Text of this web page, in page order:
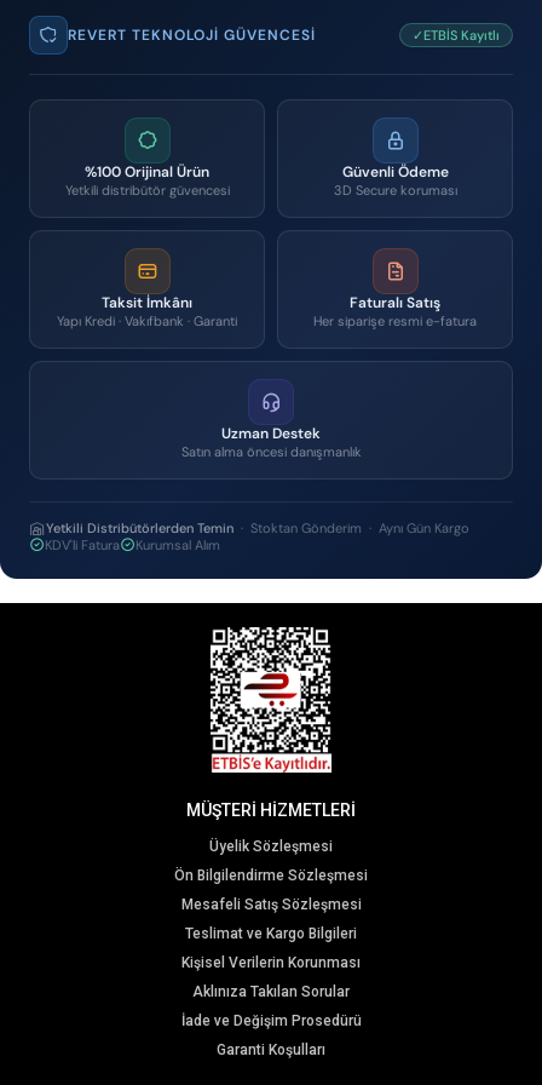
REVERT TEKNOLOJI GÜVENCESI ✓ETBİS Kayıtlı
%100 Orijinal Ürün
Yetkili distribütör güvencesi
Güvenli Ödeme
3D Secure koruması
Taksit İmkânı
Yapı Kredi · Vakıfbank · Garanti
Faturalı Satış
Her siparişe resmi e-fatura
Uzman Destek
Satın alma öncesi danışmanlık
Yetkili Distribütörlerden Temin · Stoktan Gönderim · Aynı Gün Kargo
KDV'li Fatura
Kurumsal Alım
MÜŞTERİ HİZMETLERİ
Üyelik Sözleşmesi
Ön Bilgilendirme Sözleşmesi
Mesafeli Satış Sözleşmesi
Teslimat ve Kargo Bilgileri
Kişisel Verilerin Korunması
Aklınıza Takılan Sorular
İade ve Değişim Prosedürü
Garanti Koşulları